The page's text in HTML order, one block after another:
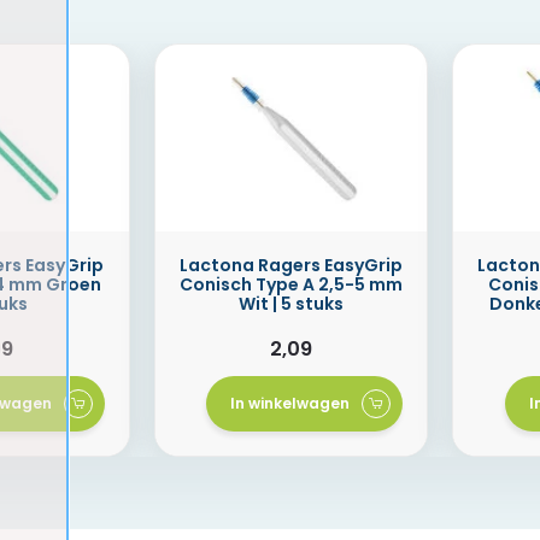
EasyGrip
mm Groen
Lactona Ragers EasyGrip
Conisch Type A 2,5-5 mm
Wit | 5 stuks
2,09
In winkelwagen